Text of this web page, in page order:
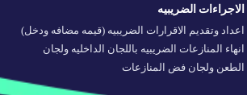
الاجراءات الضريبيه
اعداد وتقديم الاقرارات الضريبيه (قيمه مضافه ودخل)
انهاء المنازعات الضريبيه باللجان الداخليه ولجان
الطعن ولجان فض المنازعات